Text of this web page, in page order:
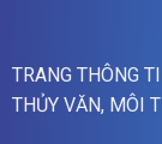
TRANG THÔNG
THỦY VĂN, MÔI